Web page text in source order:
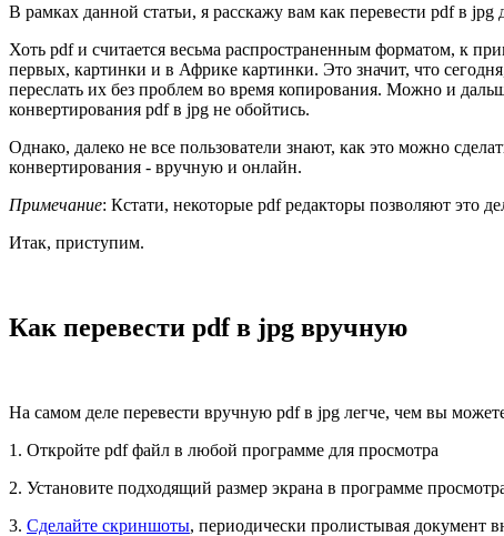
В рамках данной статьи, я расскажу вам как перевести pdf в
Хоть pdf и считается весьма распространенным форматом, к
первых, картинки и в Африке картинки. Это значит, что
переслать их без проблем во время копирования. Можно и
конвертирования pdf в jpg не обойтись.
Однако, далеко не все пользователи знают, как это можно
конвертирования - вручную и онлайн.
Примечание: Кстати, некоторые pdf редакторы позволяют это
Итак, приступим.
Как перевести pdf в jpg вручную
На самом деле перевести вручную pdf в jpg легче, чем вы
1. Откройте pdf файл в любой программе для просмотра
2. Установите подходящий размер экрана в программе
3. Сделайте скриншоты, периодически пролистывая документ